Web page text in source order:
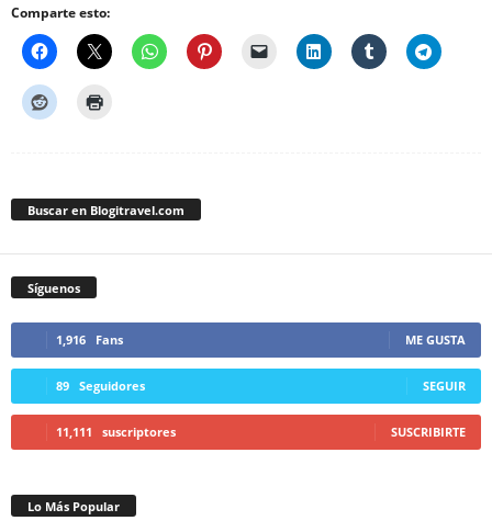
Comparte esto:
Buscar en Blogitravel.com
Síguenos
1,916 Fans ME GUSTA
89 Seguidores SEGUIR
11,111 suscriptores SUSCRIBIRTE
Lo Más Popular